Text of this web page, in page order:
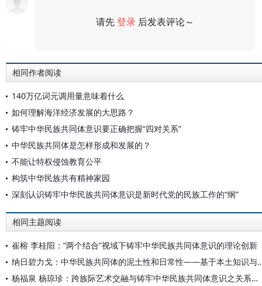
请先登录 后发表评论～
相同作者阅读
140万亿词元调用量意味着什么
如何理解海洋经济发展的大思路？
铸牢中华民族共同体意识要正确把握“四对关系”
中华民族共同体是怎样形成和发展的？
不能让特权侵蚀教育公平
构筑中华民族共有精神家园
深刻认识铸牢中华民族共同体意识是新时代党的民族工作的“纲”
相同主题阅读
崔榕 李桂阳：“两个结合”视域下铸牢中华民族共同体意识的理论创新
纳日碧力戈：中华民族共同体的
杨福泉 杨琼珍：跨族际艺术交融与铸牢中华民族共同体意识之关系——以纳西族为例